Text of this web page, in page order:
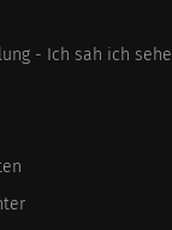
- Ich sah ich sehe